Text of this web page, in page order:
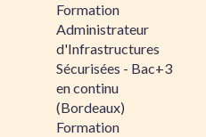
Formation
Administrateur
d'Infrastructures
Sécurisées - Bac+3
en continu
(Bordeaux)
Formation